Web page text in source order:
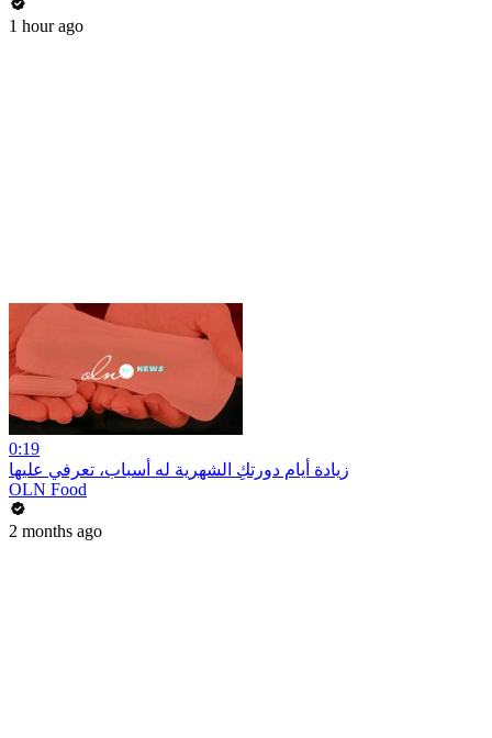
1 hour ago
0:19
زيادة أيام دورتكِ الشهرية له أسباب، تعرفي عليها
OLN Food
2 months ago